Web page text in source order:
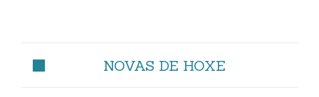
NOVAS DE HOXE